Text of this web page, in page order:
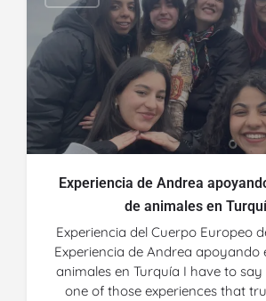
Experiencia de Andrea
de animales en
Experiencia del Cuerpo Europeo
Experiencia de Andrea apoyando
animales en Turquía I have to
one of those experiences that